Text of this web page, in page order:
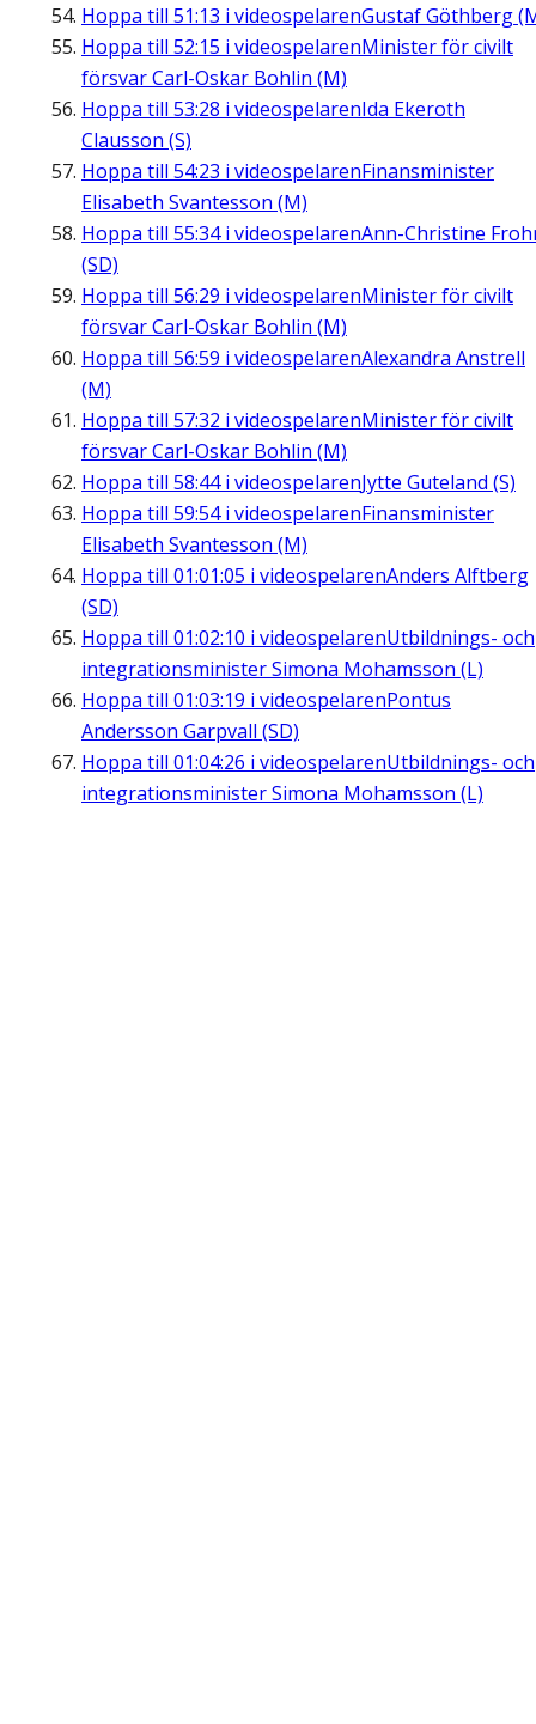
Hoppa till 51:13 i videospelarenGustaf Göthberg
Hoppa till 52:15 i videospelarenMinister för civilt
försvar Carl-Oskar Bohlin (M)
Hoppa till 53:28 i videospelarenIda Ekeroth
Clausson (S)
Hoppa till 54:23 i videospelarenFinansminister
Elisabeth Svantesson (M)
Hoppa till 55:34i videospelarenAnn-Christine
(SD)
Hoppa till 56:29 i videospelarenMinister för civilt
försvar Carl-Oskar Bohlin (M)
Hoppa till 56:59 i videospelarenAlexandra Anstrell
(M)
Hoppa till 57:32 i videospelarenMinister för civilt
försvar Carl-Oskar Bohlin (M)
Hoppa till 58:44i videospelarenJytte Guteland (S)
Hoppa till 59:54i videospelarenFinansminister
Elisabeth Svantesson (M)
Hoppa till 01:01:05 i videospelarenAnders Alftberg
(SD)
Hoppa till 01:02:10 i videospelarenUtbildnings- och
integrationsminister Simona Mohamsson (L)
Hoppa till 01:03:19 i videospelarenPontus
Andersson Garpvall (SD)
Hoppa till 01:04:26 i videospelarenUtbildnings- och
integrationsminister Simona Mohamsson (L)